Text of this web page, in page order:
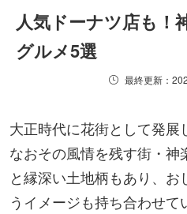
人気ドーナツ店も！
グルメ5選
最終更新：
大正時代に花街として発展
なおその風情を残す街・神
と縁深い土地柄もあり、
うイメージも持ち合わせ